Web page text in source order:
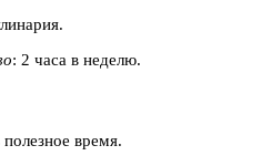
: 2 часа в неделю.
время.